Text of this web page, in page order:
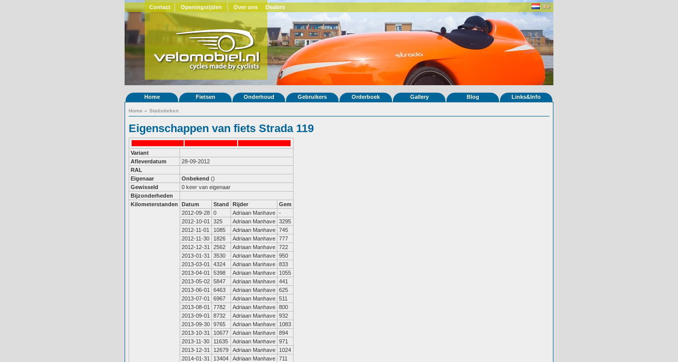
Contact Openingstijden Over ons Dealers
Home Fietsen Onderhoud Gebruikers Orderboek Gallery Blog Links&Info
Home » Statistieken
Eigenschappen van fiets Strada 119
Variant
Afleverdatum
28-09-2012
RAL
Eigenaar
Onbekend ()
Gewisseld
0 keer van eigenaar
Bijzonderheden
Kilometerstanden
Datum Stand Rijder
Gem
2012-09-28 0 Adriaan Manhave -
2012-10-01
325 Adriaan Manhave 3295
2012-11-01
1085 Adriaan Manhave 745
2012-11-30
1826 Adriaan Manhave 777
2012-12-31
2562 Adriaan Manhave 722
2013-01-31
3530 Adriaan Manhave 950
2013-03-01
4324 Adriaan Manhave 833
2013-04-01
5398 Adriaan Manhave
1055
2013-05-02 5847 Adriaan Manhave 441
2013-06-01
6463 Adriaan Manhave 625
2013-07-01
6967 Adriaan Manhave 511
2013-08-01
7782 Adriaan Manhave 800
2013-09-01
8732 Adriaan Manhave 932
2013-09-30 9765 Adriaan Manhave
1083
2013-10-31
10677 Adriaan Manhave 894
2013-11-30
11635 Adriaan Manhave 971
2013-12-31
12679 Adriaan Manhave
1024
2014-01-31
13404 Adriaan Manhave 711